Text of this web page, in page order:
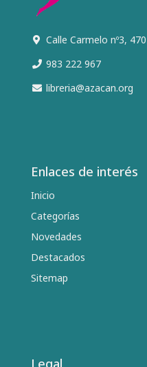
Calle Carmelo nº3,
983 222 967
libreria@azacan.org
Enlaces de interés
Inicio
Categorías
Novedades
Destacados
Sitemap
Legal